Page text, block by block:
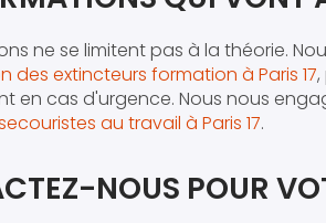
ne se limitent pas à la théorie.
des extincteurs formation à Paris 17
en cas d'urgence. Nous nous
au travail à Paris 17.
NOUS POUR